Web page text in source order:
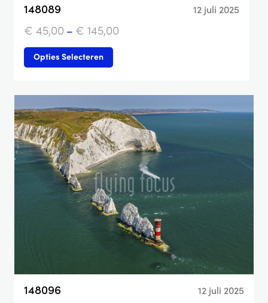
148089 12 juli 2025
€ 45,00 – € 145,00
Opties Selecteren
148096 12 juli 2025